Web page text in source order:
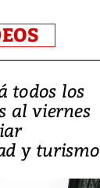
todos los
al viernes
y turismo